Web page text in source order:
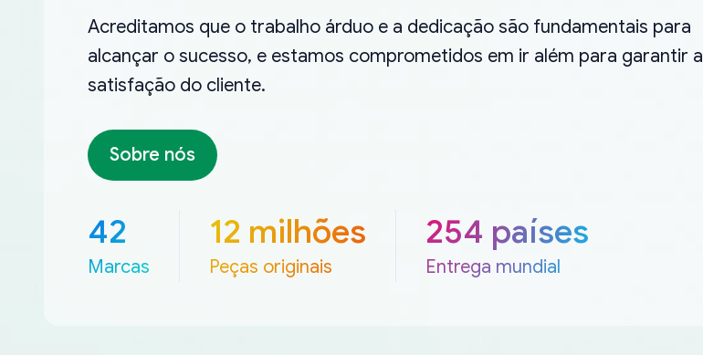
Acreditamos que o trabalho árduo e a dedicação são fundamentais para
alcançar o sucesso, e estamos comprometidos em ir além para garantir a
satisfação do cliente.
Sobre nós
42
Marcas
12 milhões
Peças originais
254 países
Entrega mundial